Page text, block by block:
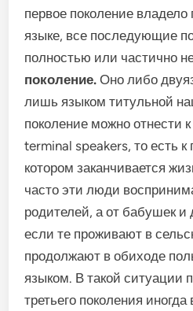
первое поколение
языке, все последующие
полностью или частично
поколение. Оно либо
лишь языком титульной
поколение можно отнести
terminal speakers, то есть
котором заканчивается
часто эти люди
родителей, а от бабушек и
если те проживают в
продолжают в обиходе
языком. В такой ситуации
третьего поколения